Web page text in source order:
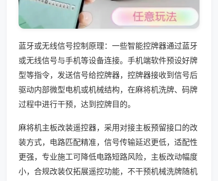
蓝牙或无线信号控制原理：一些智能控牌器通过蓝牙
或无线信号与手机等设备连接。手机端软件预设好牌
型等指令，发送信号给控牌器，控牌器接收到信号后
驱动内部微型电机或机械结构，在麻将机洗牌、码牌
过程中进行干预，达到控牌目的。
麻将机主板改装遥控器，采用对接主板预留接口的改
装方式，电路匹配精准，信号传输延迟更低，适配性
更强，专业施工可降低电路短路风险，主板改动幅度
小，合规改装仅拓展遥控功能，不干预机械洗牌随机